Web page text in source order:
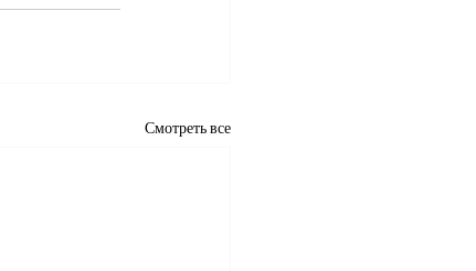
Смотреть все